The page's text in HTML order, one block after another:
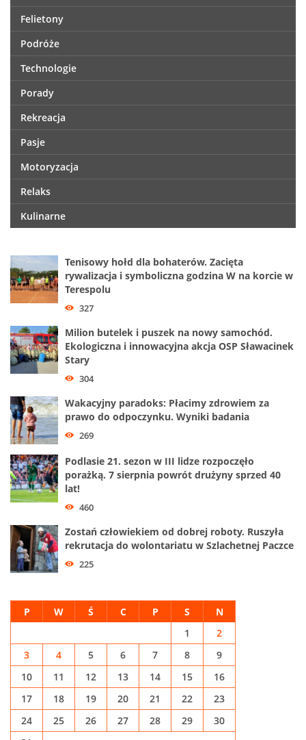
Felietony
Podróże
Technologie
Porady
Rekreacja
Pasje
Motoryzacja
Relaks
Kulinarne
Tenisowy hołd dla bohaterów. Zacięta
rywalizacja i symboliczna godzina W na korcie w
Terespolu
327
Milion butelek i puszek na nowy samochód.
Ekologiczna i innowacyjna akcja OSP Sławacinek
Stary
304
Wakacyjny paradoks: Płacimy zdrowiem za
prawo do odpoczynku. Wyniki badania
269
Podlasie 21. sezon w III lidze rozpoczęło
porażką. 7 sierpnia powrót drużyny sprzed 40
lat!
460
Zostań człowiekiem od dobrej roboty. Ruszyła
rekrutacja do wolontariatu w Szlachetnej Paczce
225
P W Ś C P S N
1
2
3
4 5 6 7 8
9
10
11 12 13 14 15
16
17
18 19 20 21 22
23
24
25 26 27 28 29
30